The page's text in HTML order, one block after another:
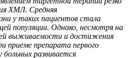
ХМЛ. Средняя
у таких пациентов стала
популяции. Однако, несмотря на
выживаемости и достижения
приеме препарата первого
больных развивается